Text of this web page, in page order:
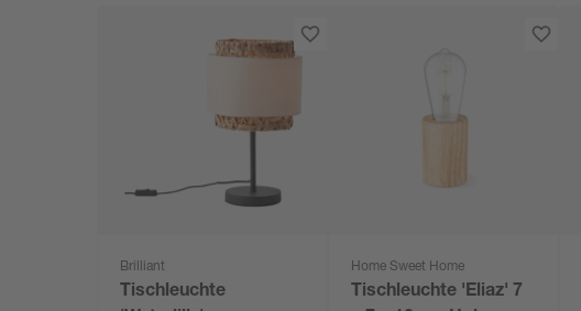
Brilliant
Tischleuchte
Home Sweet Home
Tischleuchte 'Eliaz' 7